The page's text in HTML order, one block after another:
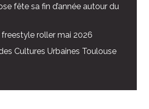
fête sa fin d’année autour du
freestyle roller mai 2026
Cultures Urbaines Toulouse